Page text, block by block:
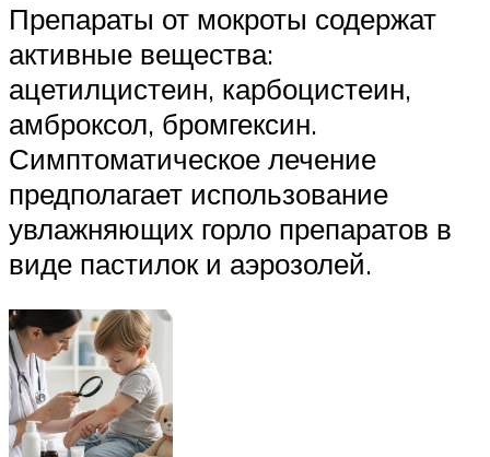
Препараты от мокроты содержат
активные вещества:
ацетилцистеин, карбоцистеин,
амброксол, бромгексин.
Симптоматическое лечение
предполагает использование
увлажняющих горло препаратов в
виде пастилок и аэрозолей.